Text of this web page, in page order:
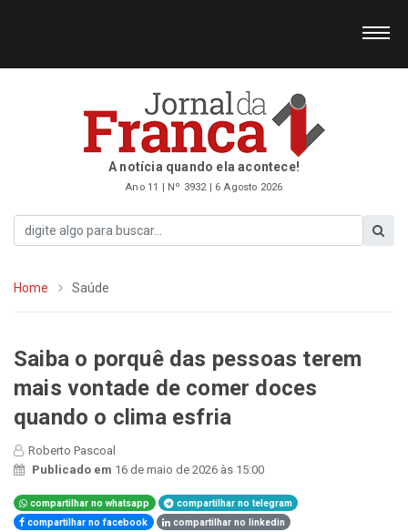
A notícia quando ela acontece!
Ano 11 | Nº 3932 | 6 Agosto 2026
Home Saúde
Saiba o porquê das pessoas terem
mais vontade de comer doces
quando o clima esfria
Roberto Pascoal
Publicado em 16 de maio de 2026 às 15:00
compartilhar no whatsapp
compartilhar no telegram
compartilhar no facebook
compartilhar no linkedin